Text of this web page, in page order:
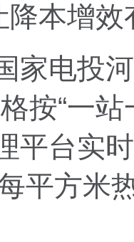
降本增
电投河
按“一
平台实
平方米